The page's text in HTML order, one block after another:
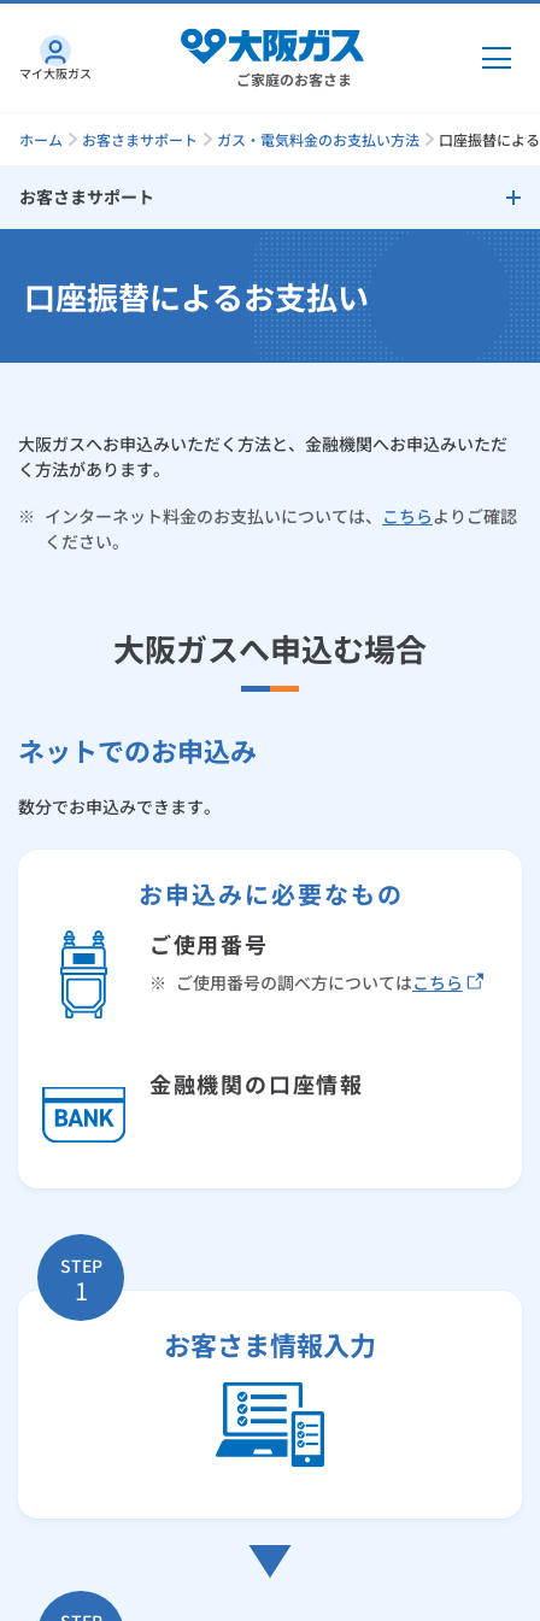
ご家庭のお客さま
ガス・電気 トップ
ガストップ
GAS得プラン
「大阪ガスの都市ガス」への切り替えについて
電気
電気トップ
電気料金メニュー
お手続きから使用開始までの流れ
太陽光発電余剰電力買取サービス
ガスと電気の 使用中止 の申込
インターネット
さすガねっとのメリット
料金プラン
通信速度測定
まとめプラン紹介
インターネットのお申込み
機器・修理トップ
機器
ガスコンロ
レンジフード
食器洗い乾燥機
バス・洗面
「カワック・ミストカワック」
ガス温水床暖房「ヌック」
取替用ガスコンセント
ガスコード
ルームエアコン
エネファーム
太陽光発電
蓄電池
エコキュート
警報器・消火器
ぴこぴこ・スマぴこ・けむぴこ
消火器
故障診断
お近くのガスのお店
定額サービス
ほっ得定額
機器・修理お申込み
くらしのサービス
くらしのサービス
リフォーム・リノベーショントップ
リノベーション「マイリノ」
安心・安全
ホームセキュリティ
スマイLINK
プリゼロ
ハウスクリーニング
お手続き・サポート
お客さまサポート
お問い合わせ
ショールーム Daigasコラム
マイ大阪ガス
ホーム お客さまサポート ガス・電気料金のお支払い方法 口座振替によ
お客さまサポート
クレジットカードによるお支払い
クレジットカード払いに関しての注意事項
スマートフォンアプリによるお支払い
金融機関一覧
支払証明書の発行について
ご使用量のお知らせ（検針票）の見方
ガスのみご契約の場合
ガス・電気をセットでご契約の場合
口座振替によるお支払い
大阪ガスへお申込みいただく方法と、金融機関へお申込みいただ
く方法があります。
※ インターネット料金のお支払いについては、 こちらよりご確認
ください。
大阪ガスへ申込む場合
ネットでのお申込み
数分でお申込みできます。
お申込みに必要なもの
ご使用番号
※ ご使用番号の調べ方についてはこちら
金融機関の口座情報
STEP
1
お客さま情報入力